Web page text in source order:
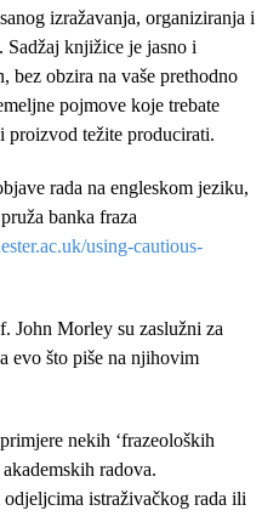
izražavanja, organiziranja i
Sadžaj knjižice je jasno i
bez obzira na vaše prethodno
pojmove koje trebate
proizvod težite producirati.
rada na engleskom jeziku,
banka fraza
using-cautious-
John Morley su zaslužni za
evo što piše na njihovim
nekih ‘frazeoloških
radova.
istraživačkog rada ili